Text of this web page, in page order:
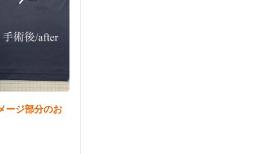
ージ部分のお